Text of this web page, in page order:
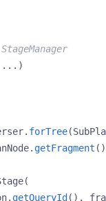
...)
. forTree(
. getFragment
(
. getQueryId (),